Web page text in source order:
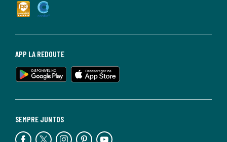
SEMPRE JUNTOS
APP LA REDOUTE